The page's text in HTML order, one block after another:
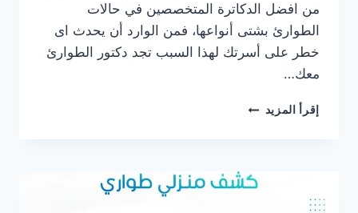
من افضل الدكاترة المتخصصين في حالات
الطوارئ بشتى أنواعها، فمن الوارد أن يحدث اى
خطر على أسرتك لهذا السبب تجد دكتور الطوارئ
معك…
إقرأ المزيد دكتور
في
القاهرة